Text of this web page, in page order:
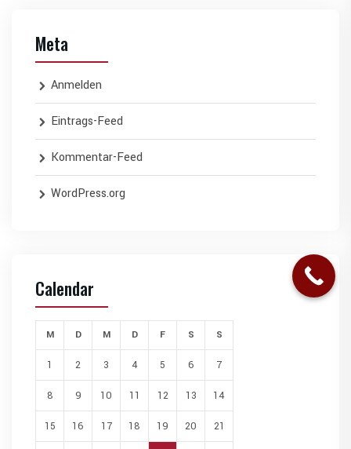
Meta
Anmelden
Eintrags-Feed
Kommentar-Feed
WordPress.org
Calendar
M D M D F S S
1 2 3 4 5 6 7
8 9 10 11 12 13 14
15 16 17 18 19 20 21